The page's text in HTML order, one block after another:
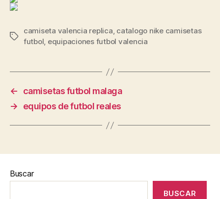
Etiquetas
camiseta valencia replica, catalogo nike camisetas
futbol, equipaciones futbol valencia
←
camisetas futbol malaga
→
equipos de futbol reales
Buscar
BUSCAR